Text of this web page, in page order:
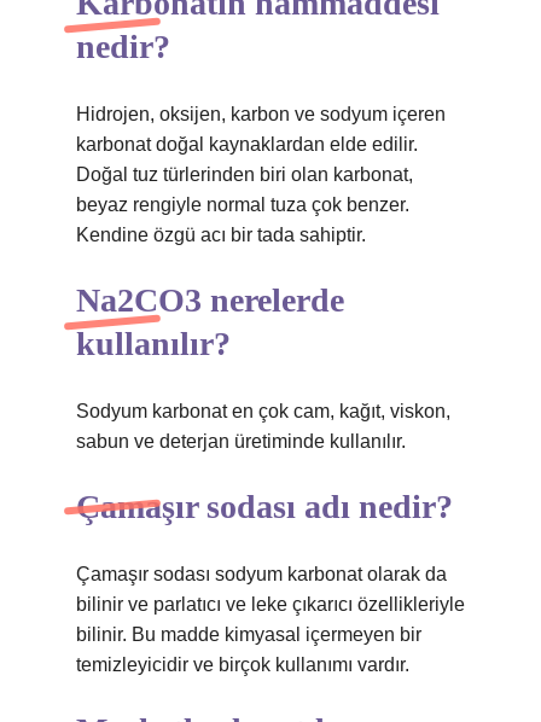
nedir?
Hidrojen, oksijen, karbon ve sodyum içeren
karbonat doğal kaynaklardan elde edilir.
Doğal tuz türlerinden biri olan karbonat,
beyaz rengiyle normal tuza çok benzer.
Kendine özgü acı bir tada sahiptir.
Na2CO3 nerelerde
kullanılır?
Sodyum karbonat en çok cam, kağıt, viskon,
sabun ve deterjan üretiminde kullanılır.
Çamaşır sodası adı nedir?
Çamaşır sodası sodyum karbonat olarak da
bilinir ve parlatıcı ve leke çıkarıcı özellikleriyle
bilinir. Bu madde kimyasal içermeyen bir
temizleyicidir ve birçok kullanımı vardır.